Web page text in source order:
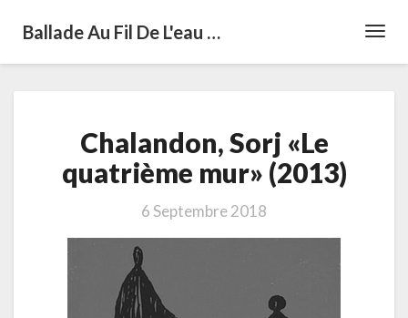
Ballade Au Fil De L'eau …
Sorj
«Le
quatrième
(2013)
Chalandon, Sorj «Le
quatrième mur» (2013)
6 Septembre 2018